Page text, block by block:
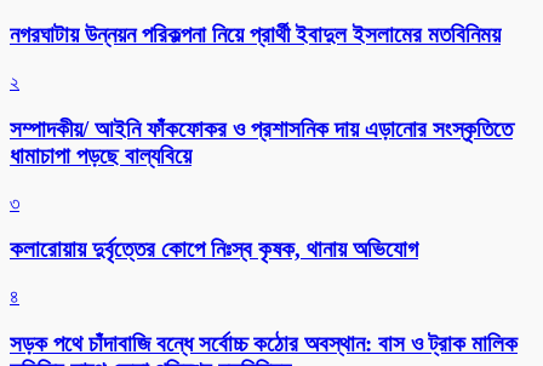
নগরঘাটায় উন্নয়ন পরিকল্পনা নিয়ে প্রার্থী ইবাদুল ইসলামের মতবিনিময়
২
সম্পাদকীয়/ আইনি ফাঁকফোকর ও প্রশাসনিক দায় এড়ানোর সংস্কৃতিতে
ধামাচাপা পড়ছে বাল্যবিয়ে
৩
কলারোয়ায় দুর্বৃত্তের কোপে নিঃস্ব কৃষক, থানায় অভিযোগ
৪
সড়ক পথে চাঁদাবাজি বন্ধে সর্বোচ্চ কঠোর অবস্থান: বাস ও ট্রাক মালিক